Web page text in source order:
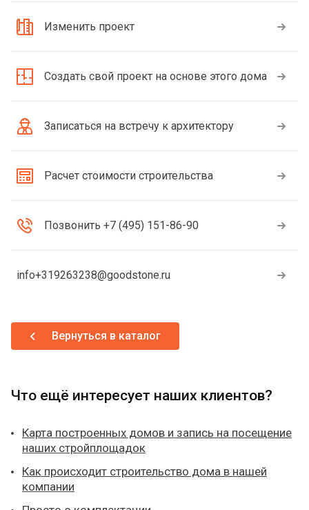
Изменить проект
Создать свой проект на основе этого дома
Записаться на встречу к архитектору
Расчет стоимости строительства
Позвонить +7 (495) 151-86-90
info+319263238@goodstone.ru
Вернуться в каталог
Что ещё интересует наших клиентов?
Карта построенных домов и запись на посещение
наших стройплощадок
Как происходит строительство дома в нашей
компании